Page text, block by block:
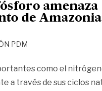
amenaza
de Amazonia
PDM
como el
a través de sus ciclos